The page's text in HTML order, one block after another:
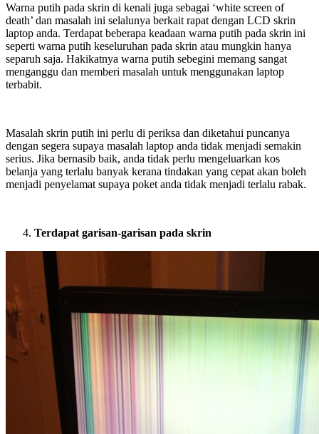
Warna putih pada skrin di kenali juga sebagai ‘white screen of
death’ dan masalah ini selalunya berkait rapat dengan LCD skrin
laptop anda. Terdapat beberapa keadaan warna putih pada skrin ini
seperti warna putih keseluruhan pada skrin atau mungkin hanya
separuh saja. Hakikatnya warna putih sebegini memang sangat
menganggu dan memberi masalah untuk menggunakan laptop
terbabit.
Masalah skrin putih ini perlu di periksa dan diketahui puncanya
dengan segera supaya masalah laptop anda tidak menjadi semakin
serius. Jika bernasib baik, anda tidak perlu mengeluarkan kos
belanja yang terlalu banyak kerana tindakan yang cepat akan boleh
menjadi penyelamat supaya poket anda tidak menjadi terlalu rabak.
Terdapat garisan-garisan pada skrin